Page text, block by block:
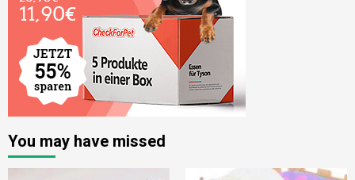
You may have missed